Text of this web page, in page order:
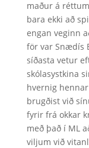
maður á
bara ekki að
engan veginn
för var Snædís
síðasta vetur
skólasystkina
hvernig
brugðist við
fyrir frá okkar
með það í ML
viljum við